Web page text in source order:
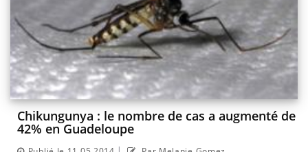
Chikungunya : le nombre de cas a augmenté de
42% en Guadeloupe